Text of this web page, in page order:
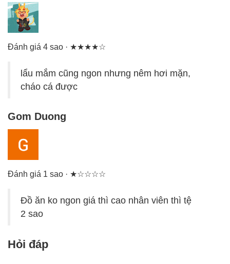
Đánh giá 4 sao · ★★★★☆
lẩu mắm cũng ngon nhưng nêm hơi mặn,
cháo cá được
Gom Duong
Đánh giá 1 sao · ★☆☆☆☆
Đồ ăn ko ngon giá thì cao nhân viên thì tệ
2 sao
Hỏi đáp